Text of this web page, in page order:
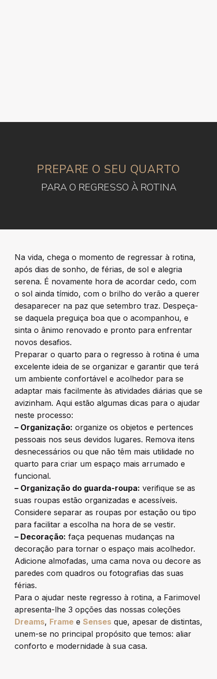
PREPARE O SEU QUARTO
PARA O REGRESSO À ROTINA
Na vida, chega o momento de regressar à rotina,
após dias de sonho, de férias, de sol e alegria
serena. É novamente hora de acordar cedo, com
o sol ainda tímido, com o brilho do verão a querer
desaparecer na paz que setembro traz. Despeça-
se daquela preguiça boa que o acompanhou, e
sinta o ânimo renovado e pronto para enfrentar
novos desafios.
Preparar o quarto para o regresso à rotina é uma
excelente ideia de se organizar e garantir que terá
um ambiente confortável e acolhedor para se
adaptar mais facilmente às atividades diárias que se
avizinham. Aqui estão algumas dicas para o ajudar
neste processo:
– Organização: organize os objetos e pertences
pessoais nos seus devidos lugares. Remova itens
desnecessários ou que não têm mais utilidade no
quarto para criar um espaço mais arrumado e
funcional.
– Organização do guarda-roupa: verifique se as
suas roupas estão organizadas e acessíveis.
Considere separar as roupas por estação ou tipo
para facilitar a escolha na hora de se vestir.
– Decoração: faça pequenas mudanças na
decoração para tornar o espaço mais acolhedor.
Adicione almofadas, uma cama nova ou decore as
paredes com quadros ou fotografias das suas
férias.
Para o ajudar neste regresso à rotina, a Farimovel
apresenta-lhe 3 opções das nossas coleções
Dreams, Frame e Senses que, apesar de distintas,
unem-se no principal propósito que temos: aliar
conforto e modernidade à sua casa.